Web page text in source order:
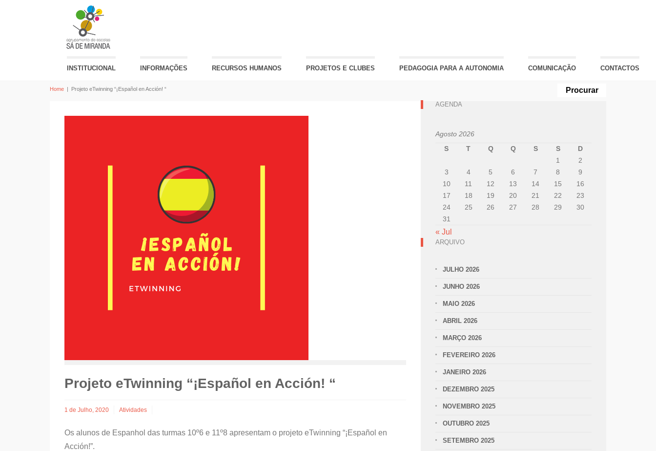
INSTITUCIONAL INFORMAÇÕES RECURSOS HUMANOS PROJETOS E CLUBES PEDAGOGIA PARA A AUTONOMIA COMUNICAÇÃO CONTACTOS
Home | Projeto eTwinning “¡Español en Acción! “
Projeto eTwinning “¡Español en Acción! “
1 de Julho, 2020 Atividades
Os alunos de Espanhol das turmas 10º6 e 11º8 apresentam o projeto eTwinning “¡Español en
Acción!”.
AGENDA
Agosto 2026
S
T Q Q S S
D
1
2
3
4 5 6 7 8
9
10
11 12 13 14 15
16
17
18 19 20 21 22
23
24
25 26 27 28 29
30
31
« Jul
ARQUIVO
JULHO 2026
JUNHO 2026
MAIO 2026
ABRIL 2026
MARÇO 2026
FEVEREIRO 2026
JANEIRO 2026
DEZEMBRO 2025
NOVEMBRO 2025
OUTUBRO 2025
SETEMBRO 2025